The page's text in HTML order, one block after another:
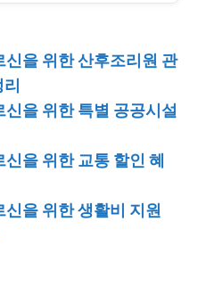
을 위한 산후조리원 관
을 위한 특별 공공시설
을 위한 교통 할인 혜
을 위한 생활비 지원